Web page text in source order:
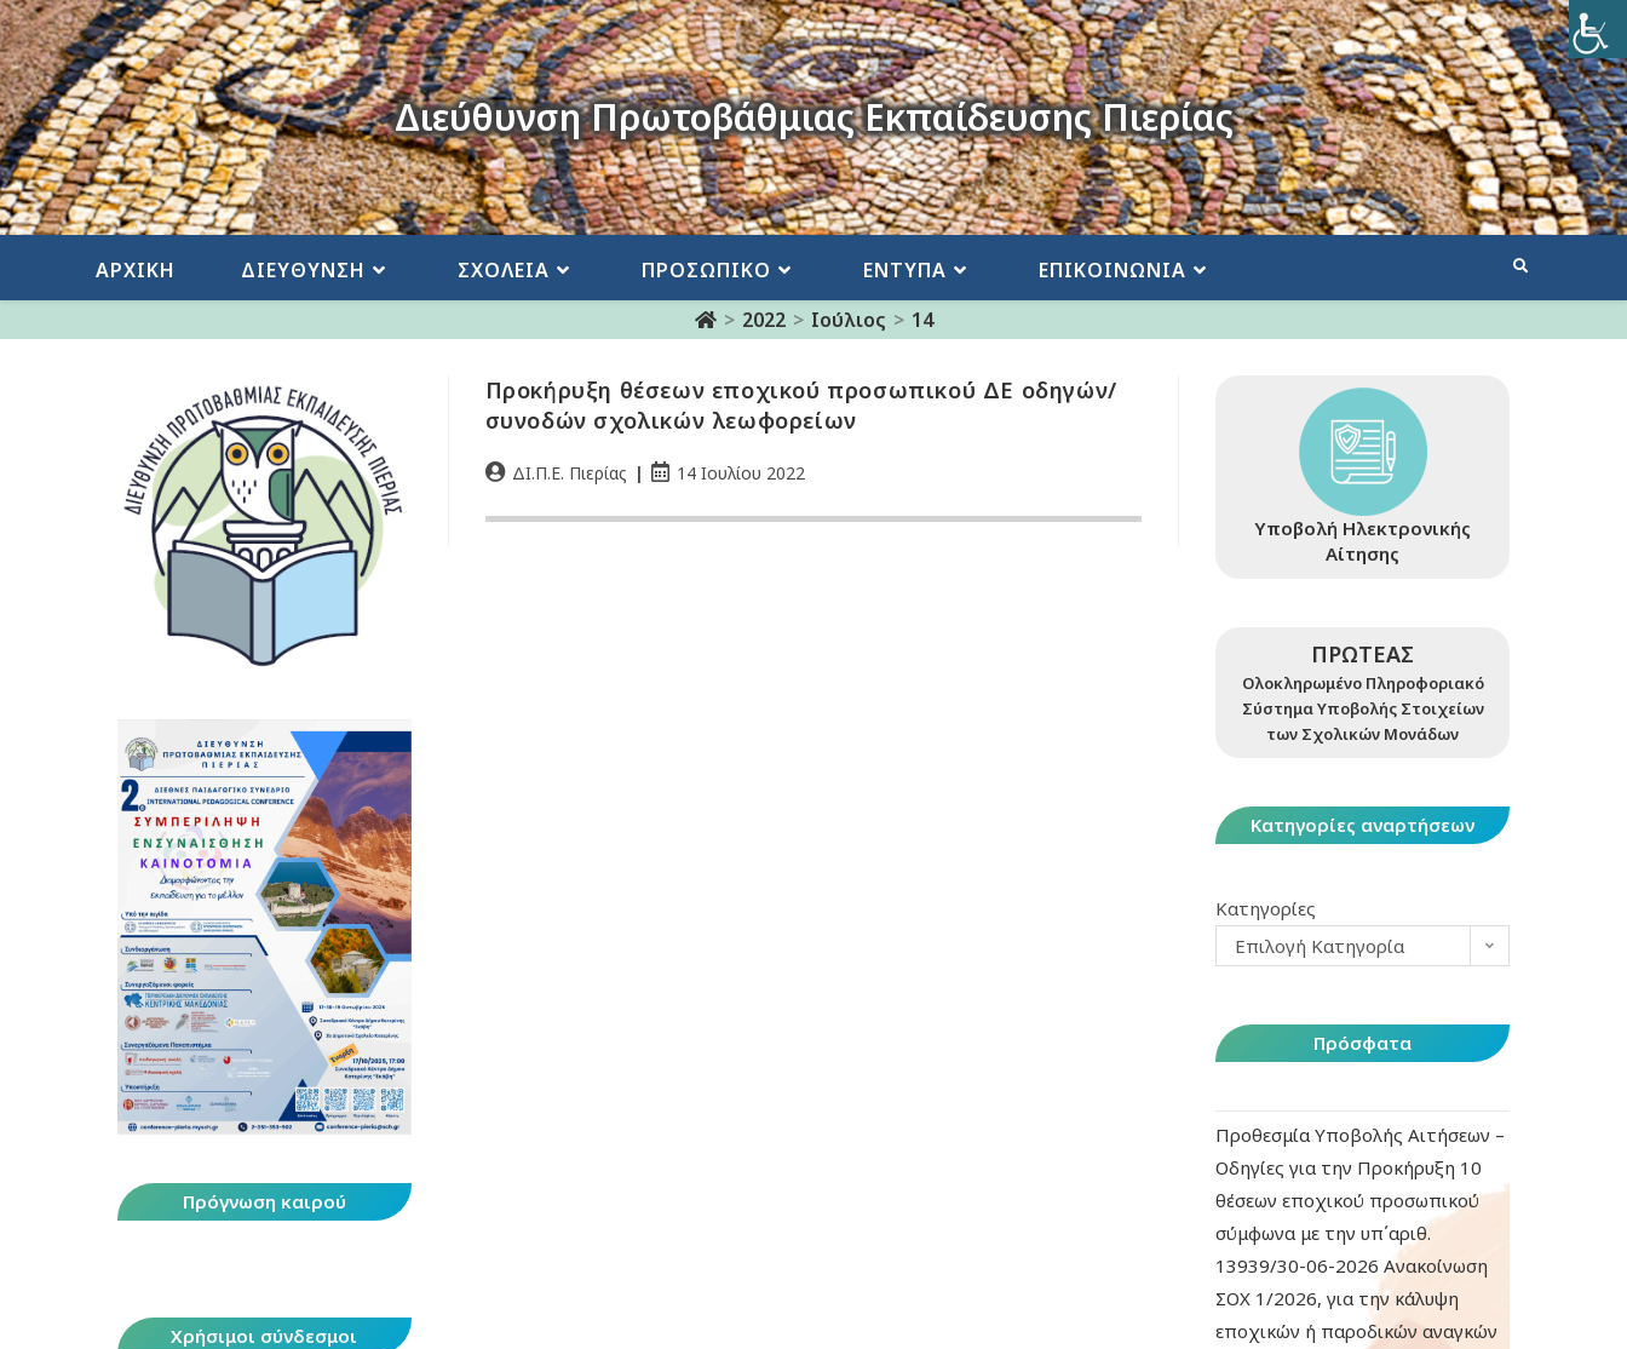
Διεύθυνση Πρωτοβάθμιας Εκπαίδευσης Πιερίας
ΑΡΧΙΚΗ ΔΙΕΥΘΥΝΣΗ ΣΧΟΛΕΙΑ ΠΡΟΣΩΠΙΚΟ ΕΝΤΥΠΑ
ΕΠΙΚΟΙΝΩΝΙΑ
> 2022 > Ιούλιος > 14
Προκήρυξη θέσεων εποχικού προσωπικού ΔΕ οδηγών/
συνοδών σχολικών λεωφορείων
ΔΙ.Π.Ε. Πιερίας 14 Ιουλίου 2022
Πρόγνωση καιρού
Χρήσιμοι σύνδεσμοι
Υποβολή Ηλεκτρονικής
Αίτησης
ΠΡΩΤΕΑΣ
Ολοκληρωμένο Πληροφοριακό
Σύστημα Υποβολής Στοιχείων
των Σχολικών Μονάδων
Κατηγορίες αναρτήσεων
Κατηγορίες
Επιλογή Κατηγορία
Πρόσφατα
Προθεσμία Υποβολής Αιτήσεων –
Οδηγίες για την Προκήρυξη 10
θέσεων εποχικού προσωπικού
σύμφωνα με την υπ΄αριθ.
13939/30-06-2026 Ανακοίνωση
ΣΟΧ 1/2026, για την κάλυψη
εποχικών ή παροδικών αναγκών